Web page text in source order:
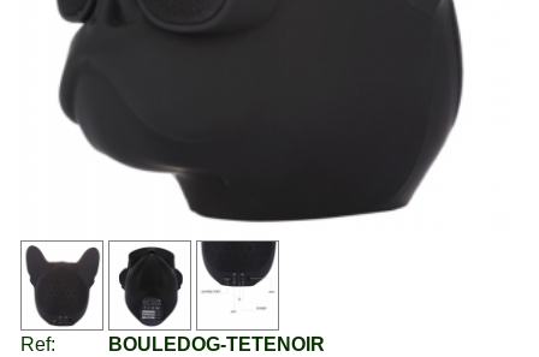
Ref:
BOULEDOG-TETENOIR